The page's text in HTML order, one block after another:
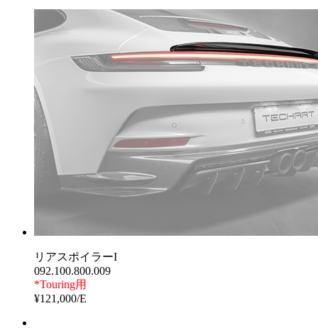
リアスポイラーI
092.100.800.009
*Touring用
¥121,000/E